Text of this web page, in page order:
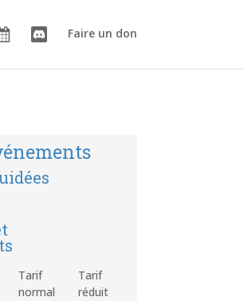
Faire un don
Tarif
normal
Tarif
réduit